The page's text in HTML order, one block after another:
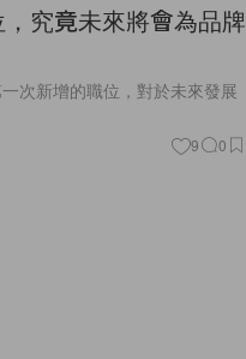
究竟未來將會為品牌
次新增的職位，對於未來發展
9 0